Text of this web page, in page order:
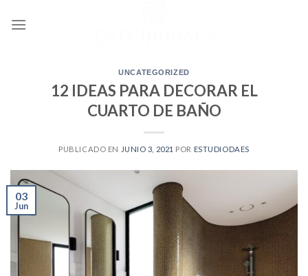
UNCATEGORIZED
12 IDEAS PARA DECORAR EL
CUARTO DE BAÑO
PUBLICADO EN JUNIO 3, 2021 POR ESTUDIODAES
03
Jun